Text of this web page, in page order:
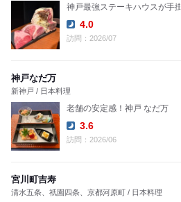
神戸最強ステーキハウスが手
Dinner:
4.0
訪問：2026/07
神戸なだ万
新神戸 / 日本料理
老舗の安定感！神戸 なだ万
Dinner:
3.6
訪問：2026/06
宮川町吉寿
清水五条、祇園四条、京都河原町 / 日本料理